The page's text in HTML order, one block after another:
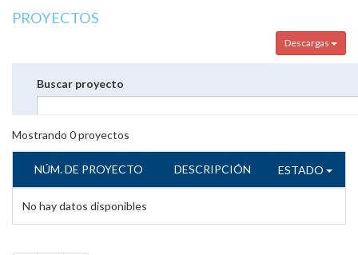
PROYECTOS
Descargas
Buscar proyecto
Mostrando 0proyectos
NÚM. DE PROYECTO DESCRIPCIÓN ESTADO
No hay datos disponibles